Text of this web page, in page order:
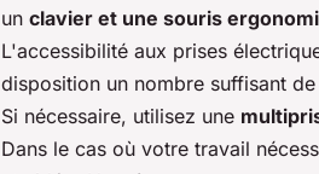
un clavier et une souris
L'accessibilité aux prises
disposition un nombre suffisant
Si nécessaire, utilisez une
Dans le cas où votre travail